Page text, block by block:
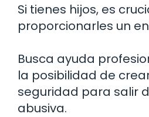
Si tienes hijos, es
proporcionarles un
Busca ayuda
la posibilidad de
seguridad para salir
abusiva.